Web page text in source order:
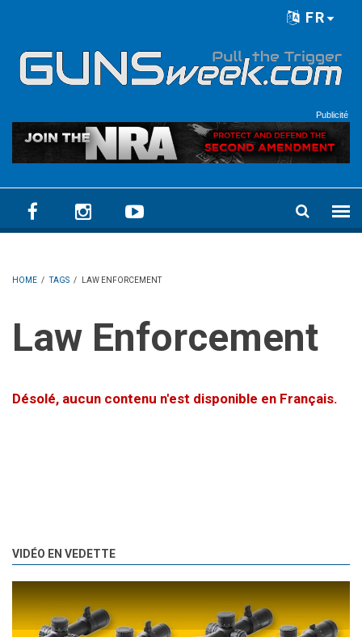
FR
Publicité
HOME / TAGS / LAW ENFORCEMENT
Law Enforcement
Désolé, aucun contenu n'est disponible en Français.
VIDÉO EN VEDETTE